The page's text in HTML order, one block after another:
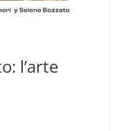
l’arte